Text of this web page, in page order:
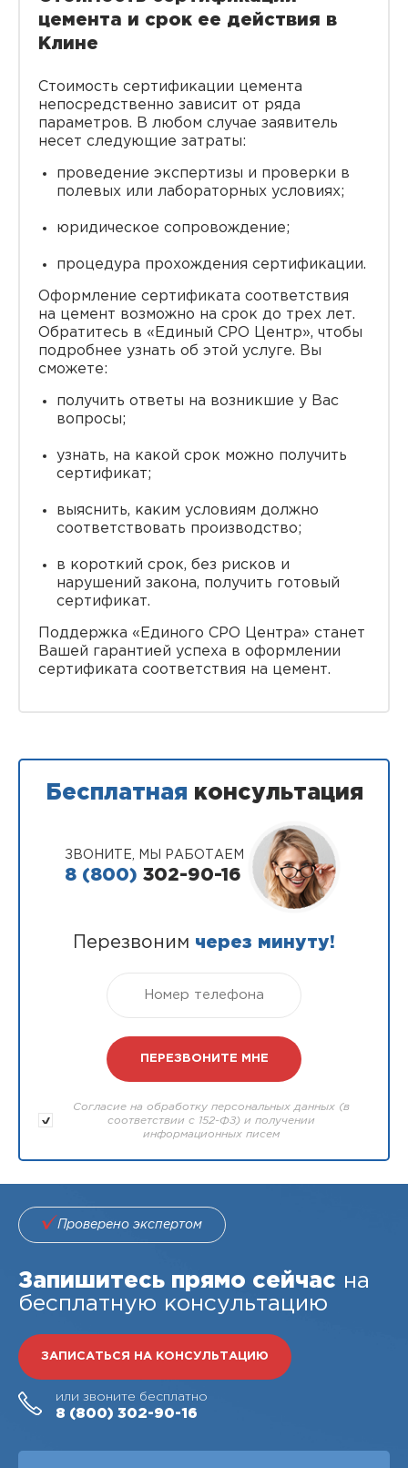
цемента и срок ее действия в
Клине
Стоимость сертификации цемента
непосредственно зависит от ряда
параметров. В любом случае заявитель
несет следующие затраты:
проведение экспертизы и проверки в
полевых или лабораторных условиях;
юридическое сопровождение;
процедура прохождения сертификации.
Оформление сертификата соответствия
на цемент возможно на срок до трех лет.
Обратитесь в «Единый СРО Центр», чтобы
подробнее узнать об этой услуге. Вы
сможете:
получить ответы на возникшие у Вас
вопросы;
узнать, на какой срок можно получить
сертификат;
выяснить, каким условиям должно
соответствовать производство;
в короткий срок, без рисков и
нарушений закона, получить готовый
сертификат.
Поддержка «Единого СРО Центра» станет
Вашей гарантией успеха в оформлении
сертификата соответствия на цемент.
Бесплатная консультация
ЗВОНИТЕ, МЫ РАБОТАЕМ
8 (800) 302-90-16
Перезвоним через минуту!
Согласие на обработку персональных данных (в
соответствии с 152-ФЗ) и получении
информационных писем
Проверено экспертом
Запишитесь прямо сейчас на
бесплатную консультацию
ЗАПИСАТЬСЯ НА КОНСУЛЬТАЦИЮ
или звоните бесплатно
8 (800) 302-90-16